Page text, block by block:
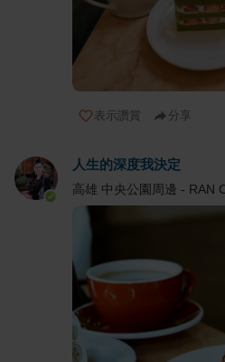
表示讚賞 分享
人生的深度我決定
高雄 中央公園周邊 - RAN